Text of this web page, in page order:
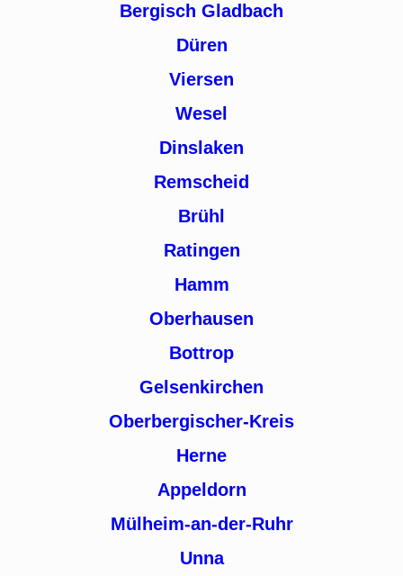
Bergisch Gladbach
Düren
Viersen
Wesel
Dinslaken
Remscheid
Brühl
Ratingen
Hamm
Oberhausen
Bottrop
Gelsenkirchen
Oberbergischer-Kreis
Herne
Appeldorn
Mülheim-an-der-Ruhr
Unna